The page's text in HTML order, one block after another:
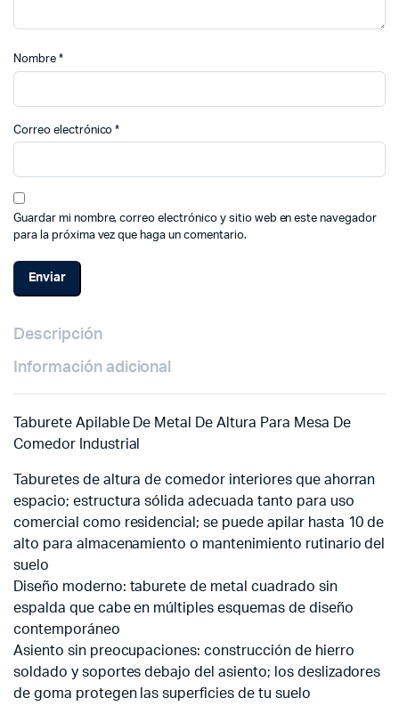
Nombre *
Correo electrónico*
Guardar mi nombre, correo electrónico y sitio web en este navegador
para la próxima vez que haga un comentario.
Descripción
Información adicional
Taburete Apilable De Metal De Altura Para Mesa De
Comedor Industrial
Taburetes de altura de comedor interiores que ahorran
espacio; estructura sólida adecuada tanto para uso
comercial como residencial; se puede apilar hasta 10 de
alto para almacenamiento o mantenimiento rutinario del
suelo
Diseño moderno: taburete de metal cuadrado sin
espalda que cabe en múltiples esquemas de diseño
contemporáneo
Asiento sin preocupaciones: construcción de hierro
soldado y soportes debajo del asiento; los deslizadores
de goma protegen las superficies de tu suelo